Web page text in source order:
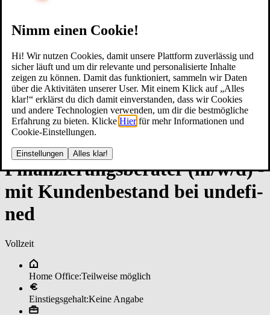
Nimm einen Cookie!
Hi! Wir nutzen Cookies, damit unsere Plattform zuverlässig und
sicher läuft und um dir relevante und personalisierte Inhalte
zeigen zu können. Damit das funktioniert, sammeln wir Daten
über die Aktivitäten unserer User. Mit einem Klick auf „Alles
klar!“ erklärst du dich damit einverstanden, dass wir Cookies
und andere Technologien verwenden, um dir die bestmögliche
Erfahrung zu bieten. Klicke Hier für mehr Informationen und
Cookie-Einstellungen.
Einstellungen Alles klar!
Fi­nan­zie­rungs­be­ra­ter (m/w/d) ­
mit Kun­den­be­stan­d bei un­de­fi­
ned
Vollzeit
Home Office:Teilweise möglich
Einstiegsgehalt:Keine Angabe